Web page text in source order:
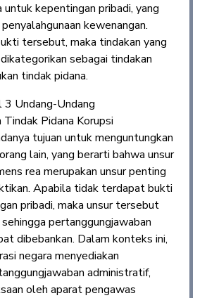
untuk kepentingan pribadi, yang
kewenangan.
tersebut, maka tindakan yang
sebagai tindakan
tindak pidana.
3 Undang-Undang
Pidana Korupsi
tujuan untuk menguntungkan
lain, yang berarti bahwa unsur
rea merupakan unsur penting
Apabila tidak terdapat bukti
pribadi, maka unsur tersebut
pertanggungjawaban
dibebankan. Dalam konteks ini,
negara menyediakan
administratif,
oleh aparat pengawas